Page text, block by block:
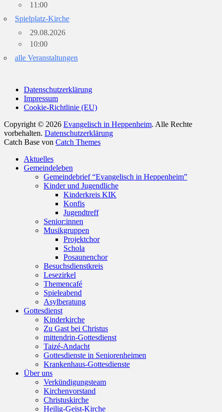
11:00
Spielplatz-Kirche
29.08.2026
10:00
alle Veranstaltungen
Datenschutzerklärung
Impressum
Cookie-Richtlinie (EU)
Copyright © 2026 Evangelisch in Heppenheim. Alle Rechte
vorbehalten. Datenschutzerklärung
Catch Base von Catch Themes
oben
scrollen
Aktuelles
Gemeindeleben
Gemeindebrief “Evangelisch in Heppenheim”
Kinder und Jugendliche
Kinderkreis KIK
Konfis
Jugendtreff
Senior:innen
Musikgruppen
Projektchor
Schola
Posaunenchor
Besuchsdienstkreis
Lesezirkel
Themencafé
Spieleabend
Asylberatung
Gottesdienst
Kinderkirche
Zu Gast bei Christus
mittendrin-Gottesdienst
Taizé-Andacht
Gottesdienste in Seniorenheimen
Krankenhaus-Gottesdienste
Über uns
Verkündigungsteam
Kirchenvorstand
Christuskirche
Heilig-Geist-Kirche